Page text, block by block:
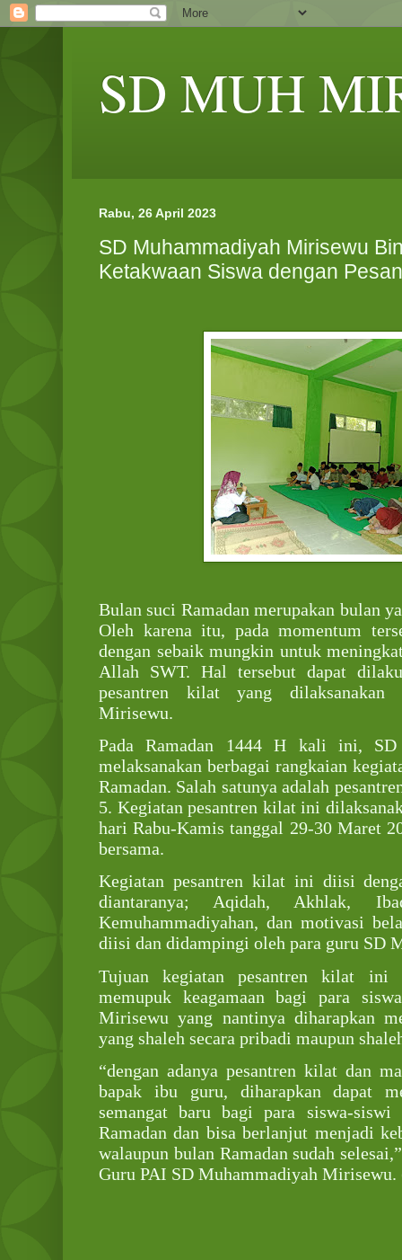
SD MUH
Rabu, 26 April 2023
SD Muhammadiyah Mirisewu
Ketakwaan Siswa dengan
Bulan suci Ramadan merupakan bulan
Oleh karena itu, pada momentum
dengan sebaik mungkin untuk
Allah SWT. Hal tersebut dapat
pesantren kilat yang dilaksanakan
Mirisewu.
Pada Ramadan 1444 H kali ini, SD
melaksanakan berbagai rangkaian
Ramadan. Salah satunya adalah
5. Kegiatan pesantren kilat ini
hari Rabu-Kamis tanggal 29-30 Maret
bersama.
Kegiatan pesantren kilat ini diisi
diantaranya; Aqidah, Akhlak,
Kemuhammadiyahan, dan motivasi
diisi dan didampingi oleh para guru SD
Tujuan kegiatan pesantren kilat ini
memupuk keagamaan bagi para
Mirisewu yang nantinya diharapkan
yang shaleh secara pribadi maupun
“dengan adanya pesantren kilat dan
bapak ibu guru, diharapkan dapat
semangat baru bagi para siswa-siswi
Ramadan dan bisa berlanjut menjadi
walaupun bulan Ramadan sudah
Guru PAI SD Muhammadiyah